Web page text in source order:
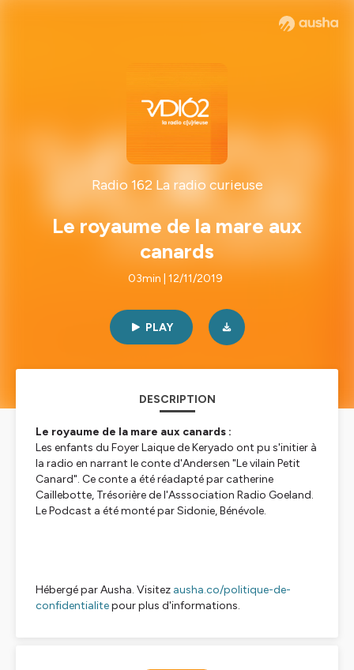
Radio 162 La radio curieuse
Le royaume de la mare aux
canards
03min | 12/11/2019
PLAY
DESCRIPTION
Le royaume de la mare aux canards :
Les enfants du Foyer Laique de Keryado ont pu s'initier à
la radio en narrant le conte d'Andersen "Le vilain Petit
Canard". Ce conte a été réadapté par catherine
Caillebotte, Trésorière de l'Asssociation Radio Goeland.
Le Podcast a été monté par Sidonie, Bénévole.
Hébergé par Ausha. Visitez ausha.co/politique-de-
confidentialitepour plus d'informations.